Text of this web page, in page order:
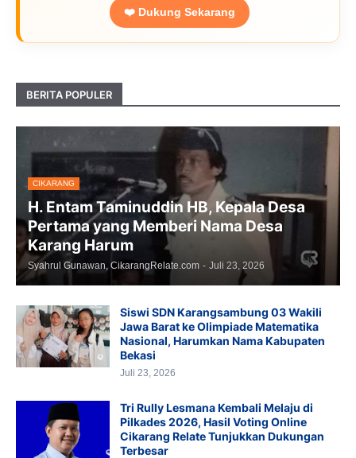
❤️ Dukung Sekarang
BERITA POPULER
CIKARANG
H. Entam Taminuddin HB, Kepala Desa
Pertama yang Memberi Nama Desa
Karang Harum
Syahrul Gunawan, CikarangRelate.com - Juli 23, 2026
Siswi SDN Karangsambung 03 Wakili
Jawa Barat ke Olimpiade Matematika
Nasional, Harumkan Nama Kabupaten
Bekasi
Juli 23, 2026
Tri Rully Lesmana Kembali Melaju di
Pilkades 2026, Hasil Voting Online
Cikarang Relate Tunjukkan Dukungan
Terbesar